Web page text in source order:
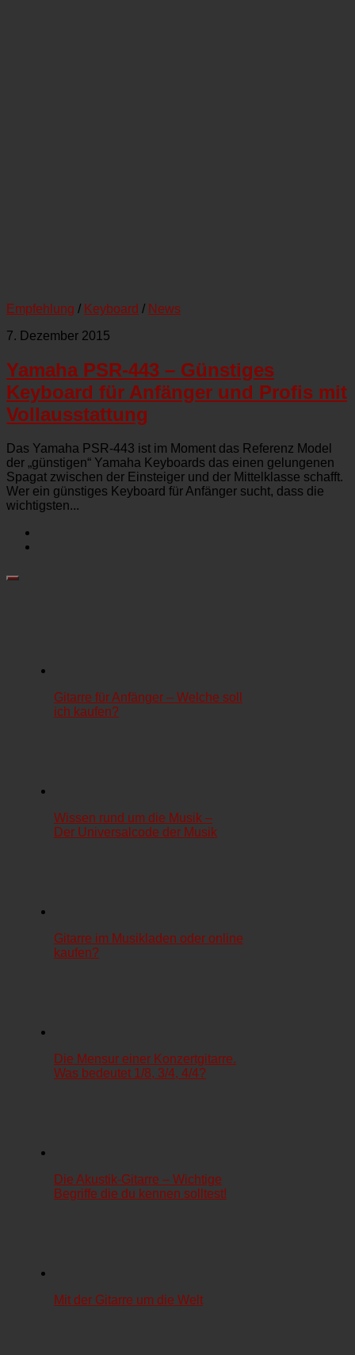
Empfehlung / Keyboard / News
7. Dezember 2015
Yamaha PSR-443 – Günstiges
Keyboard für Anfänger und Profis mit
Vollausstattung
Das Yamaha PSR-443 ist im Moment das Referenz Model
der „günstigen“ Yamaha Keyboards das einen gelungenen
Spagat zwischen der Einsteiger und der Mittelklasse schafft.
Wer ein günstiges Keyboard für Anfänger sucht, dass die
wichtigsten...
Gitarre für Anfänger – Welche soll
ich kaufen?
Wissen rund um die Musik –
Der Universalcode der Musik
Gitarre im Musikladen oder online
kaufen?
Die Mensur einer Konzertgitarre.
Was bedeutet 1/8, 3/4, 4/4?
Die Akustik-Gitarre – Wichtige
Begriffe die du kennen solltest!
Mit der Gitarre um die Welt